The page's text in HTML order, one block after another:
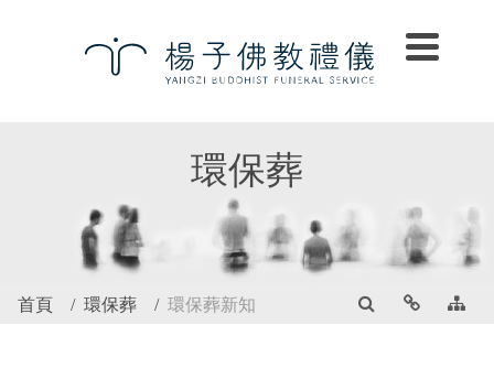
環保葬
首頁 環保葬 環保葬新知